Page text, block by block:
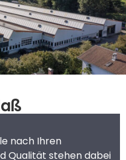
nach Ihren
Qualität stehen dabei